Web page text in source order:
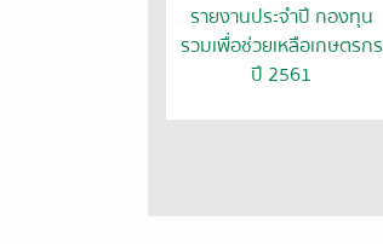
รายงานประจำปี กองทุน
รวมเพื่อช่วยเหลือเกษตรกร
ปี 2561